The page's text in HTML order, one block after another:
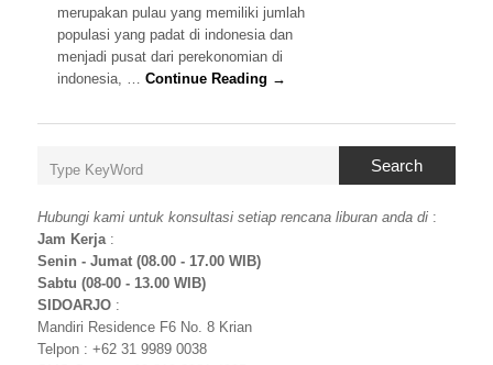
merupakan pulau yang memiliki jumlah
populasi yang padat di indonesia dan
menjadi pusat dari perekonomian di
indonesia, …Continue Reading →
Search
Hubungi kami untuk konsultasi setiap rencana liburan anda di :
Jam Kerja:
Senin - Jumat (08.00 - 17.00 WIB)
Sabtu (08-00 - 13.00 WIB)
SIDOARJO :
Mandiri Residence F6 No. 8 Krian
Telpon : +62 31 9989 0038